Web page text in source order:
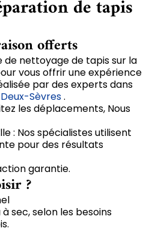
de tapis
offerts
de nettoyage de tapis sur la
vous offrir une expérience
par des experts dans
Sèvres.
les déplacements, Nous
: Nos spécialistes utilisent
pour des résultats
garantie.
?
sec, selon les besoins